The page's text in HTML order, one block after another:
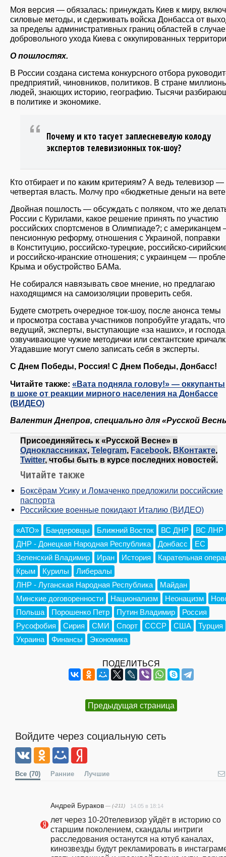
Моя версия — обязалась: принуждать Киев к миру,
силовые методы, и сдерживать войска Донбасса от
за пределы административных границ областей в случае
добровольного ухода Киева с оккупированных
О пошлостях.
В России создана система конкурсного отбора
предприятий, чиновников, политиков. В стране
людей, знающих историю, географию. Тысячи
в политике и экономике.
Почему и кто тасует заплесневелую колоду
экспертов телевизионных ток-шоу?
Кто отбирает и по каким критериям? А ведь телевизор —
четвертая власть. Молчу про «бюджетные деньги на
Двойная пошлость — обсуждать с поляком, что же
России с Курилами, какое решение принять по участию
российских спортсменов в Олимпиаде?; с американцем
пенсионную реформу, отношения с Украиной, поправки
в Конституцию, российско-турецкие, российско-
и российско-иранские отношения; с украинцем —
Крыма и обустройство БАМа.
Не собирался навязывать свое мнение, но предлагаю
находящимся на самоизоляции проверить себя.
Будете смотреть очередное ток-шоу, после анонса темы
и просмотра состава участников попробуйте угадать,
ведущий, эксперты, выступающие «за наших», и
озвучивающие чужие методички или сектантские
Угадавшие могут смело записать себя в эксперты.
С Днем Победы, Россия! С Днем Победы, Донбасс!
Читайте также: «Вата подняла голову!» — оккупанты
в шоке от реакции мирного населения на Донбассе
(ВИДЕО)
Валентин Днепров, специально для «Русской
Присоединяйтесь к «Русской Весне» в
Одноклассниках, Telegram, Facebook, ВКонтакте,
Twitter, чтобы быть в курсе последних новостей.
Читайте также
Боксёрам Усику и Ломаченко предложили российские
паспорта
Российские военные покидают Италию (ВИДЕО)
«АТО» Бандеровцы Ближний Восток ВС ДНР
ВС ЛНР
ДНР - Донецкая Народная Республика
Донбасс
ЕС
Зеленский Владимир
Иран История
Карательная
Крым
Курилы
Либералы
ЛНР - Луганская Народная Республика
Майдан
Минские договоренности
Национализм Неонацизм
Польша
Порошенко Петр Путин Владимир
Россия
Русофобия
Сирия СМИ Спорт СССР США
Турция
Украина
Финансы Экономика
ПОДЕЛИТЬСЯ
Предыдущая страница
Войдите через социальную сеть
Все (70) Ранние Лучшие
Андрей Бураков — (-211) 14.05 в 18:14
лет через 10-20телевизор уйдёт в историю со
старшим поколением, скандалы интриги
расследования останутся на ютуб каналах,
кинозвезды будут рекламировать в